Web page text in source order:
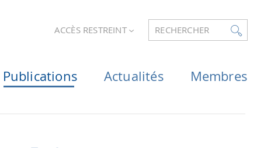
ACCÈS RESTREINT RECHERCHER
Publications Actualités Membres